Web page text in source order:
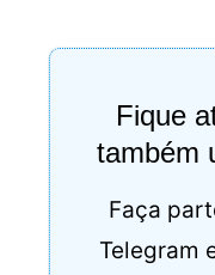
Fique
também
Faça
Telegram